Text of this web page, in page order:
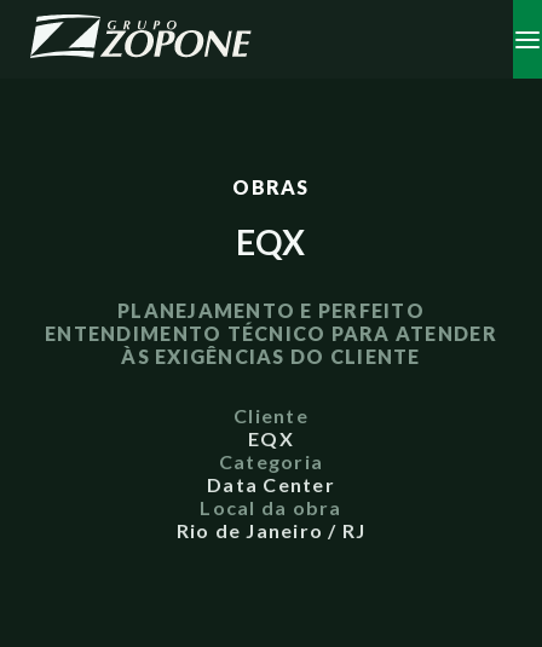
OBRAS
EQX
PLANEJAMENTO E PERFEITO
ENTENDIMENTO TÉCNICO PARA ATENDER
ÀS EXIGÊNCIAS DO CLIENTE
Cliente
EQX
Categoria
Data Center
Local da obra
Rio de Janeiro / RJ